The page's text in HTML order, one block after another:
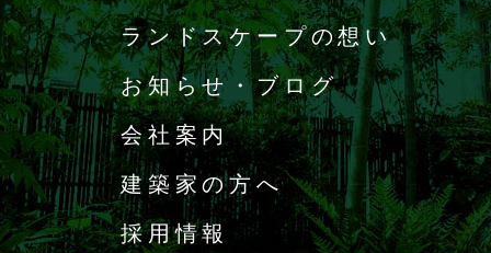
ランドスケープの想い
お知らせ・ブログ
会社案内
建築家の方へ
採用情報